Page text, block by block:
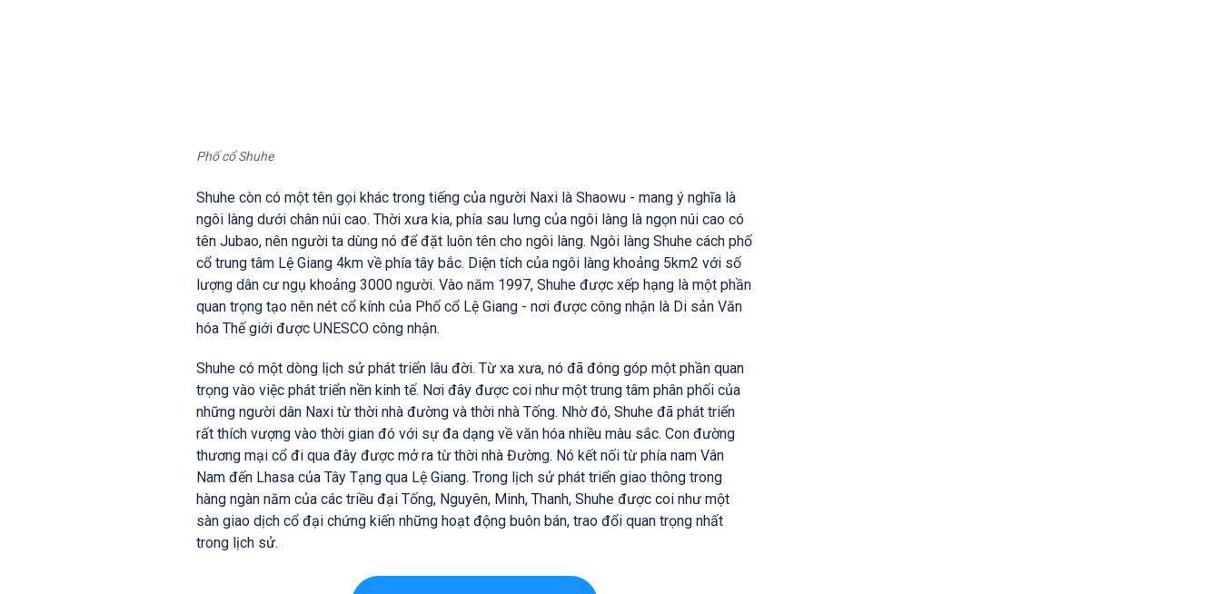
Phố cổ Shuhe
Shuhe còn có một tên gọi khác trong tiếng của người Naxi là Shaowu - mang ý nghĩa là
ngôi làng dưới chân núi cao. Thời xưa kia, phía sau lưng của ngôi làng là ngọn núi cao có
tên Jubao, nên người ta dùng nó để đặt luôn tên cho ngôi làng. Ngôi làng Shuhe cách phố
cổ trung tâm Lệ Giang 4km về phía tây bắc. Diện tích của ngôi làng khoảng 5km2 với số
lượng dân cư ngụ khoảng 3000 người. Vào năm 1997, Shuhe được xếp hạng là một phần
quan trọng tạo nên nét cổ kính của Phố cổ Lệ Giang - nơi được công nhận là Di sản Văn
hóa Thế giới được UNESCO công nhận.
Shuhe có một dòng lịch sử phát triển lâu đời. Từ xa xưa, nó đã đóng góp một phần quan
trọng vào việc phát triển nền kinh tế. Nơi đây được coi như một trung tâm phân phối của
những người dân Naxi từ thời nhà đường và thời nhà Tống. Nhờ đó, Shuhe đã phát triển
rất thích vượng vào thời gian đó với sự đa dạng về văn hóa nhiều màu sắc. Con đường
thương mại cổ đi qua đây được mở ra từ thời nhà Đường. Nó kết nối từ phía nam Vân
Nam đến Lhasa của Tây Tạng qua Lệ Giang. Trong lịch sử phát triển giao thông trong
hàng ngàn năm của các triều đại Tống, Nguyên, Minh, Thanh, Shuhe được coi như một
sàn giao dịch cổ đại chứng kiến những hoạt động buôn bán, trao đổi quan trọng nhất
trong lịch sử.